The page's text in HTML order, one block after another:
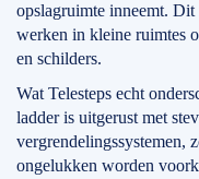
opslagruimte inneemt. Dit
werken in kleine ruimtes
en schilders.
Wat Telesteps echt
ladder is uitgerust met
vergrendelingssystemen,
ongelukken worden